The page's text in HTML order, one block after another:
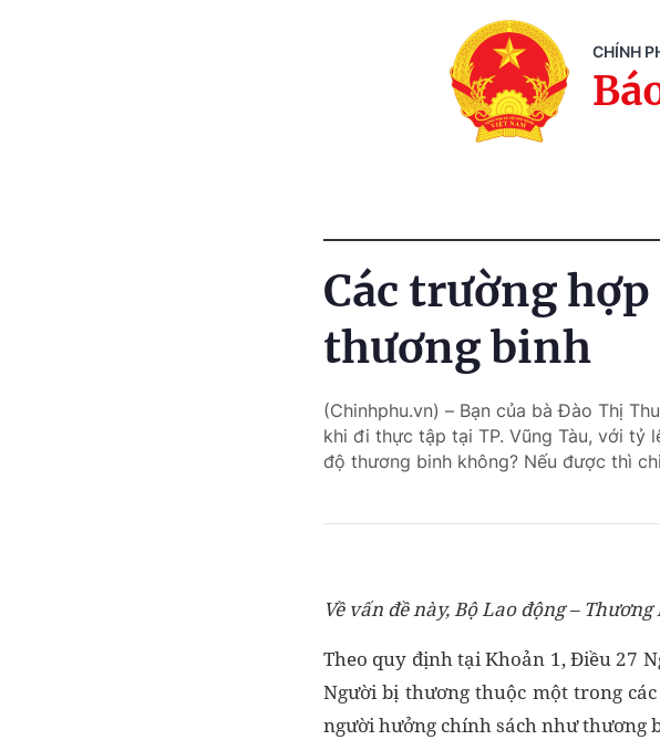
CHÍNH
Các trường
thương binh
(Chinhphu.vn) – Bạn của bà Đào Thị
khi đi thực tập tại TP. Vũng Tàu, với tỷ
độ thương binh không? Nếu được thì
Về vấn đề này, Bộ Lao động –
Theo quy định tại Khoản 1, Điều 27
Người bị thương thuộc một trong
người hưởng chính sách như thương